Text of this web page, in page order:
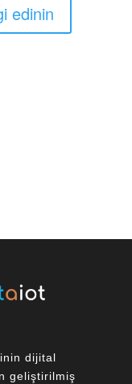
edinin
dijital
geliştirilmiş